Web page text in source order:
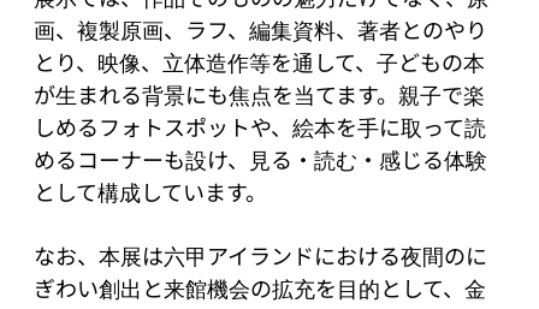
画、複製原画、ラフ、編集資料、著者とのやり
とり、映像、立体造作等を通して、子どもの本
が生まれる背景にも焦点を当てます。親子で楽
しめるフォトスポットや、絵本を手に取って読
めるコーナーも設け、見る・読む・感じる体験
として構成しています。
なお、本展は六甲アイランドにおける夜間のに
ぎわい創出と来館機会の拡充を目的として、金